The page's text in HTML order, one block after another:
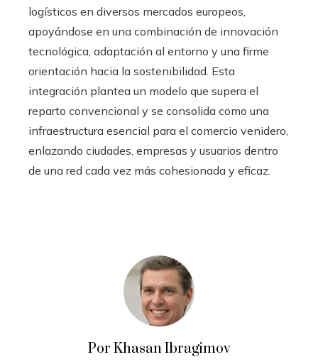
logísticos en diversos mercados europeos,
apoyándose en una combinación de innovación
tecnológica, adaptación al entorno y una firme
orientación hacia la sostenibilidad. Esta
integración plantea un modelo que supera el
reparto convencional y se consolida como una
infraestructura esencial para el comercio venidero,
enlazando ciudades, empresas y usuarios dentro
de una red cada vez más cohesionada y eficaz.
Por Khasan Ibragimov